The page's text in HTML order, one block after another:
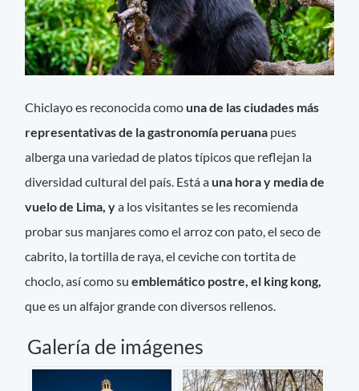
Chiclayo es reconocida como una de las ciudades más
representativas de la gastronomía peruana pues
alberga una variedad de platos típicos que reflejan la
diversidad cultural del país. Está a una hora y media de
vuelo de Lima, ya los visitantes se les recomienda
probar sus manjares como el arroz con pato, el seco de
cabrito, la tortilla de raya, el ceviche con tortita de
choclo, así como suemblemático postre, el king kong,
que es un alfajor grande con diversos rellenos.
Galería de imágenes